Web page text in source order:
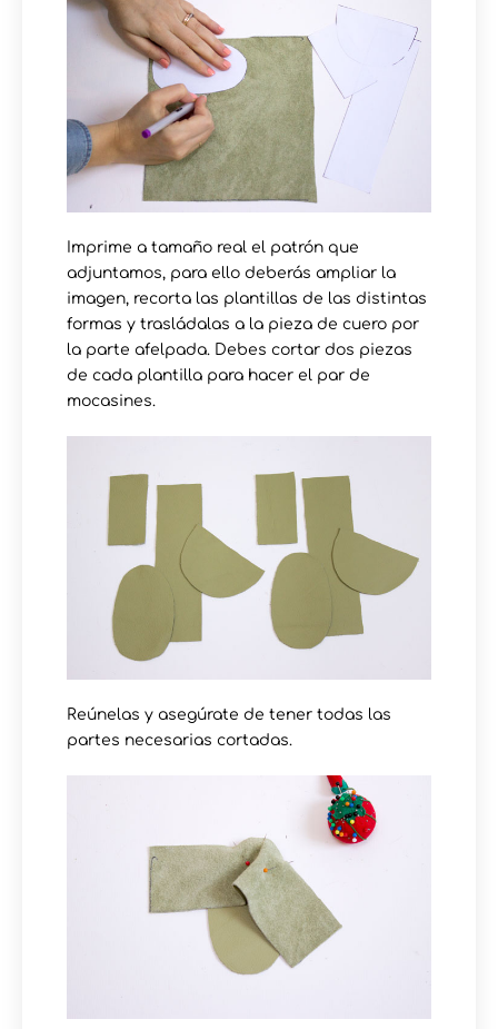
Imprime a tamaño real el patrón que
adjuntamos, para ello deberás ampliar la
imagen, recorta las plantillas de las distintas
formas y trasládalas a la pieza de cuero por
la parte afelpada. Debes cortar dos piezas
de cada plantilla para hacer el par de
mocasines.
Reúnelas y asegúrate de tener todas las
partes necesarias cortadas.